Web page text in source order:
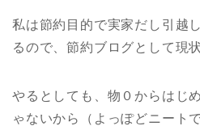
私は節約目的で実家だし引越
るので、節約ブログとして現
やるとしても、物０からはじ
ゃないから（よっぽどニート